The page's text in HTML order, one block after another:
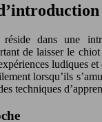
dans une
de laisser le
ludiques
lorsqu’ils
techniques